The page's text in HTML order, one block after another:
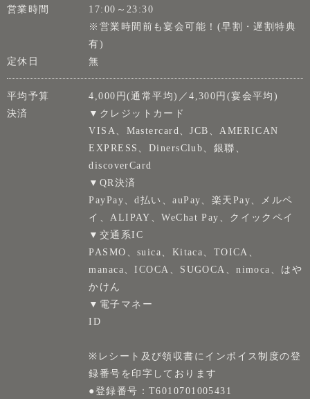
営業時間
17:00～23:30
※営業時間前も宴会可能！(早割・遅割特典
有)
定休日
無
平均予算
4,000円(通常平均)／4,300円(宴会平均)
決済
▼クレジットカード
VISA、Mastercard、JCB、AMERICAN
EXPRESS、DinersClub、銀聯、
discoverCard
▼QR決済
PayPay、d払い、auPay、楽天Pay、メルペ
イ、ALIPAY、WeChat Pay、クイックペイ
▼交通系IC
PASMO、suica、Kitaca、TOICA、
manaca、ICOCA、SUGOCA、nimoca、はや
かけん
▼電子マネー
ID
※レシート及び領収書にインボイス制度の登
録番号を印字しております
●登録番号：T6010701005431